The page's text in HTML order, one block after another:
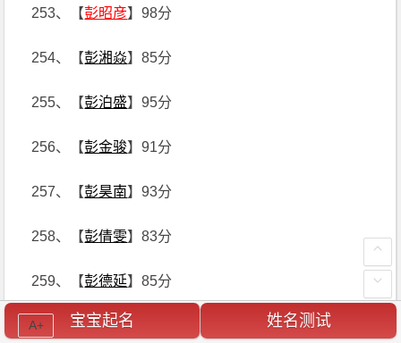
253、【彭昭彦】98分
254、【彭湘焱】85分
255、【彭泊盛】95分
256、【彭金骏】91分
257、【彭昊南】93分
258、【彭倩雯】83分
259、【彭德延】85分
260、【彭相恒】90分
宝宝起名 姓名测试
A+